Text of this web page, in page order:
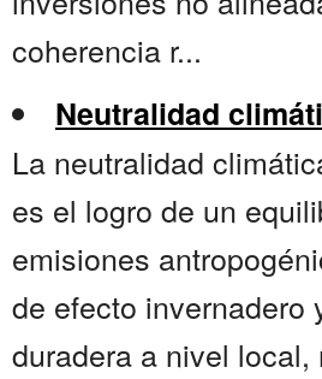
coherencia r...
Neutralidad
La neutralidad
es el logro de un
emisiones
de efecto invernadero
duradera a nivel local,